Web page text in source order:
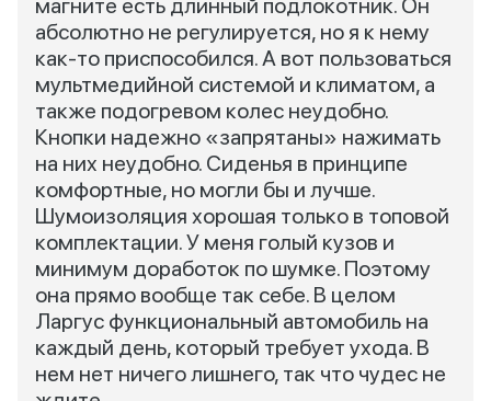
магните есть длинный подлокотник. Он
абсолютно не регулируется, но я к нему
как-то приспособился. А вот пользоваться
мультмедийной системой и климатом, а
также подогревом колес неудобно.
Кнопки надежно «запрятаны» нажимать
на них неудобно. Сиденья в принципе
комфортные, но могли бы и лучше.
Шумоизоляция хорошая только в топовой
комплектации. У меня голый кузов и
минимум доработок по шумке. Поэтому
она прямо вообще так себе. В целом
Ларгус функциональный автомобиль на
каждый день, который требует ухода. В
нем нет ничего лишнего, так что чудес не